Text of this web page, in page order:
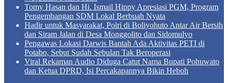
Tomy Hasan dan Hi. Ismail Hippy Apresiasi PGM, Program
Pengembangan SDM Lokal Berbuah Nyata
Hadir untuk Masyarakat, Polri di Boliyohuto Antar Air Bersih
dan Siram Jalan di Desa Monggolito dan Sidomulyo
Pengawas Lokasi Darwis Bantah Ada Aktivitas PETI di
Potabo, Sebut Sudah Sebulan Tak Beroperasi
Viral Rekaman Audio Diduga Catut Nama Bupati Pohuwato
dan Ketua DPRD, Isi Percakapannya Bikin Heboh